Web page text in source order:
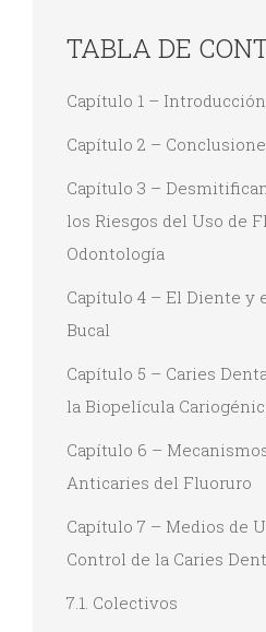
TABLA DE
Capítulo 1 – Introducción
Capítulo 2 –
Capítulo 3 –
los Riesgos del Uso de
Odontología
Capítulo 4 – El Diente y
Bucal
Capítulo 5 – Caries
la Biopelícula
Capítulo 6 –
Anticaries del Fluoruro
Capítulo 7 – Medios de
Control de la Caries
7.1. Colectivos